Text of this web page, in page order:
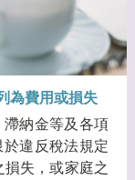
為費用或損失
納金等及各項
違反稅法規定
失，或家庭之